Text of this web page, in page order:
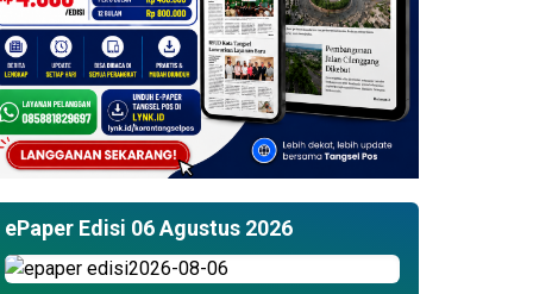
ePaper Edisi 06 Agustus 2026